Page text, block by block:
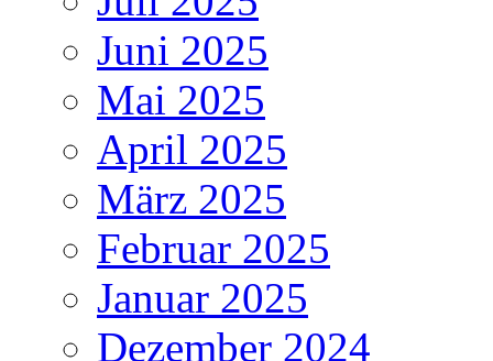
Juni 2025
Mai 2025
April 2025
März 2025
Februar 2025
Januar 2025
Dezember 2024